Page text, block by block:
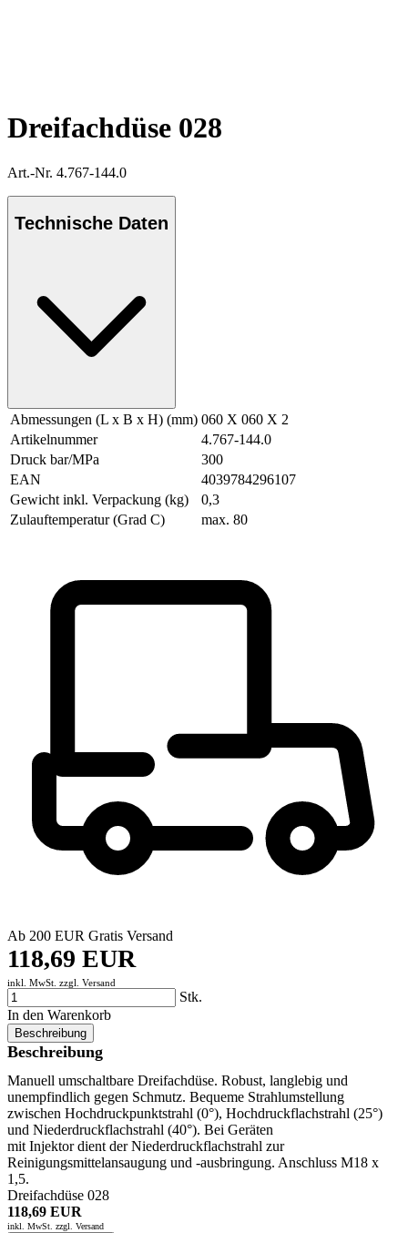
Dreifachdüse 028
Art.-Nr. 4.767-144.0
Technische Daten
Abmessungen (L x B x H) (mm) 060 X 060 X 2
Artikelnummer
4.767-144.0
Druck bar/MPa
300
EAN
4039784296107
Gewicht inkl. Verpackung (kg)
0,3
Zulauftemperatur (Grad C)
max. 80
Ab 200 EUR Gratis Versand
118,69 EUR
inkl. MwSt. zzgl. Versand
Stk.
In den Warenkorb
Beschreibung
Beschreibung
Manuell umschaltbare Dreifachdüse. Robust, langlebig und
unempfindlich gegen Schmutz. Bequeme Strahlumstellung
zwischen Hochdruckpunktstrahl (0°), Hochdruckflachstrahl (25°)
und Niederdruckflachstrahl (40°). Bei Geräten
mit Injektor dient der Niederdruckflachstrahl zur
Reinigungsmittelansaugung und -ausbringung. Anschluss M18 x
1,5.
Dreifachdüse 028
118,69 EUR
inkl. MwSt. zzgl. Versand